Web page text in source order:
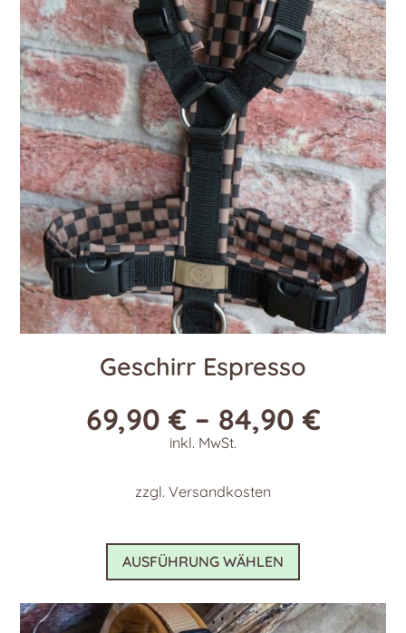
Geschirr Espresso
69,90€ – 84,90€
inkl. MwSt.
zzgl. Versandkosten
AUSFÜHRUNG WÄHLEN
Dieses
weist
mehrere